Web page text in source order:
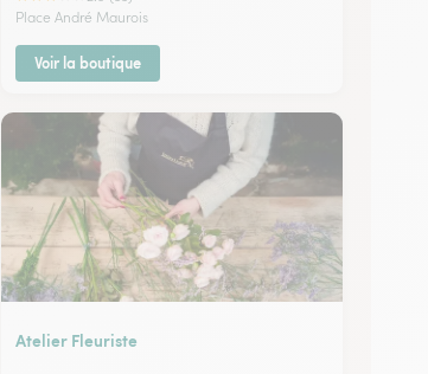
Place André Maurois
Voir la boutique
Atelier Fleuriste